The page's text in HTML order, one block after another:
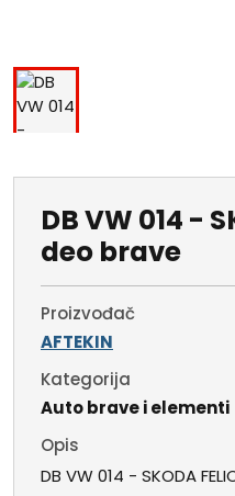
DB VW 014 -
deo brave
Proizvođač
AFTEKIN
Kategorija
Auto brave i elementi
Opis
DB VW 014 - SKODA